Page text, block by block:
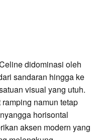
didominasi oleh
sandaran hingga ke
visual yang utuh.
namun tetap
horisontal
aksen modern yang